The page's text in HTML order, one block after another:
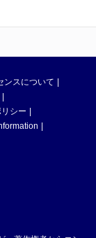
ンスについて
シー